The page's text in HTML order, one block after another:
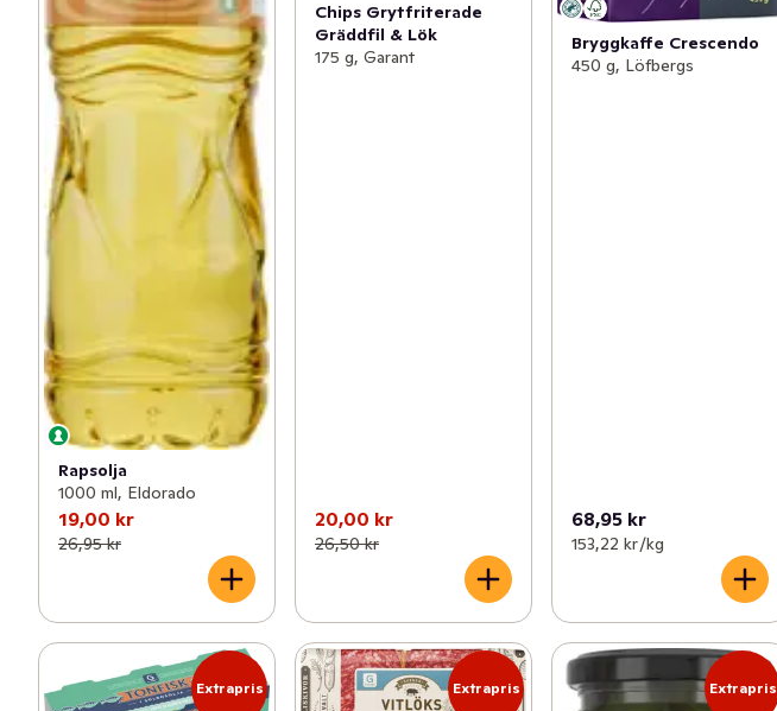
Rapsolja
1000 ml, Eldorado
19,00 kr
26,95 kr
Chips Grytfriterade
Gräddfil & Lök
175 g, Garant
20,00 kr
26,50 kr
Bryggkaffe Crescendo
450 g, Löfbergs
68,95 kr
153,22 kr /kg
Extrapris Extrapris Extrapris